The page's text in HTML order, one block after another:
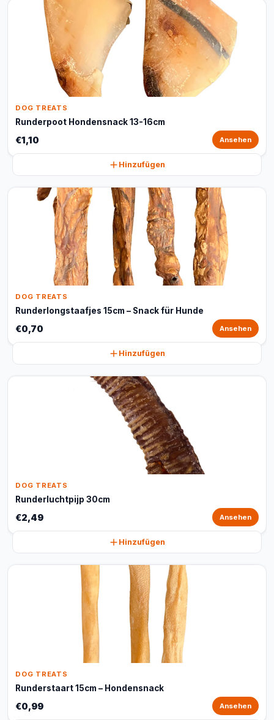
DOG TREATS
Runderpoot Hondensnack 13-16cm
€1,10 Ansehen
Hinzufügen
DOG TREATS
Runderlongstaafjes 15cm – Snack für Hunde
€0,70 Ansehen
Hinzufügen
DOG TREATS
Runderluchtpijp 30cm
€2,49 Ansehen
Hinzufügen
DOG TREATS
Runderstaart 15cm – Hondensnack
€0,99 Ansehen